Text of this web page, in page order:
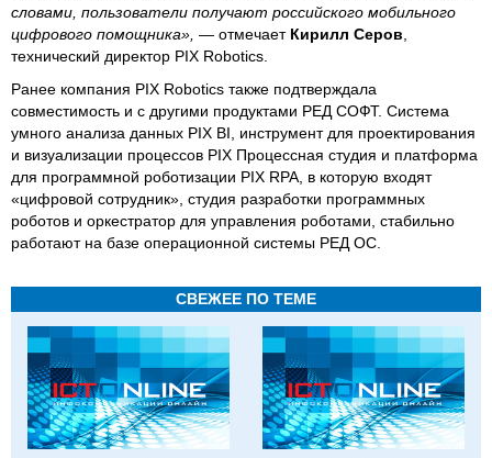
словами, пользователи получают российского мобильного
цифрового помощника», — отмечает Кирилл Серов
технический директор PIX Robotics.
Ранее компания PIX Robotics также подтверждала
совместимость и с другими продуктами РЕД СОФТ. Система
умного анализа данных PIX BI, инструмент для проектирования
и визуализации процессов PIX Процессная студия и платформа
для программной роботизации PIX RPA, в которую входят
«цифровой сотрудник», студия разработки программных
роботов и оркестратор для управления роботами, стабильно
работают на базе операционной системы РЕД ОС.
СВЕЖЕЕ ПО ТЕМЕ